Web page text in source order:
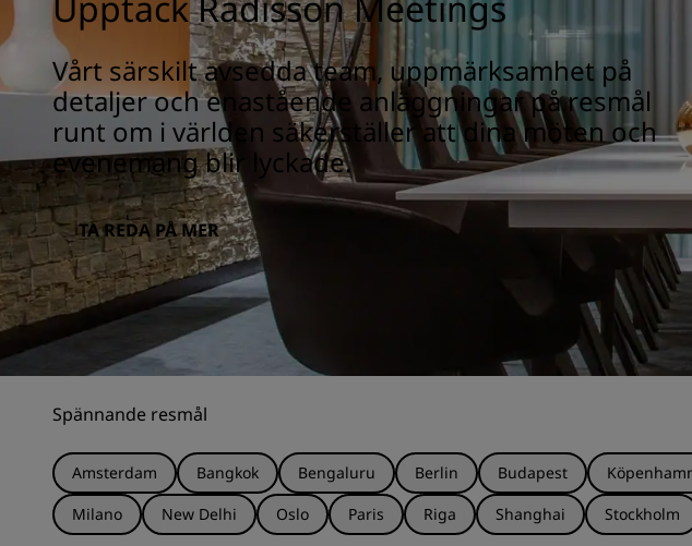
Vårt särskilt avsedda team, uppmärksamhet på
detaljer och enastående anläggningar på resmål
runt om i världen säkerställer att dina möten och
evenemang blir lyckade.
TA REDA PÅ MER
Spännande resmål
Amsterdam Bangkok Bengaluru Berlin Budapest
Milano
New Delhi Oslo Paris Riga Shanghai Stockholm